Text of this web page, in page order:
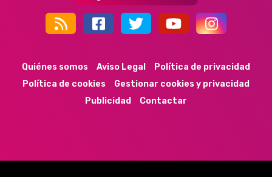
44k 9k 35k 352
Quiénes somos Aviso Legal
Política de privacidad
Política de cookies
Gestionar cookies y privacidad
Publicidad
Contactar